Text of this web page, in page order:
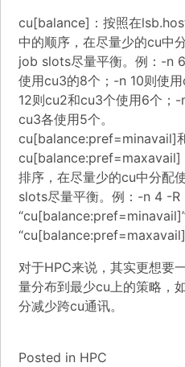
cu[balance]：按照在
中的顺序，在尽量少的cu中
job slots尽量平衡。例：-n
使用cu3的8个；-n 10则使
12则cu2和cu3个使用6个；
cu3各使用5个。
cu[balance:pref=minavail]
cu[balance:pref=maxavail]
排序，在尽量少的cu中分配
slots尽量平衡。例：-n 4 -R
对于HPC来说，​其实更想要
量分布到最少cu上的策略，
分减少跨cu通讯。
Posted in HPC